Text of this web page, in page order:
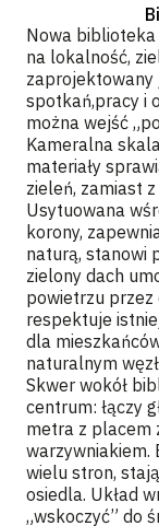
Nowa
na lokalność,
zaprojektowany
spotkań,pracy i
można wejść
Kameralna
materiały
zieleń, zamiast
Usytuowana
korony,
naturą, stanowi
zielony dach
powietrzu przez
respektuje
dla
naturalnym
Skwer wokół
centrum: łączy
metra z placem
warzywniakiem.
wielu stron,
osiedla. Układ
„wskoczyć” do